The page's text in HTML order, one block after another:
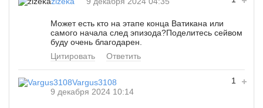
Может есть кто на этапе конца Ватикана или
самого начала след эпизода?Поделитесь сейвом
буду очень благодарен.
Цитировать
Ответить
1
Vargus3108
9 декабря 2024 10:14